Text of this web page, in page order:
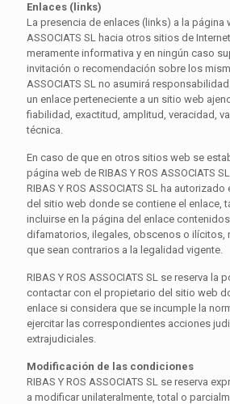
Enlaces (links)
La presencia de enlaces (links) a la página
ASSOCIATS SL hacia otros sitios de
meramente informativa y en ningún caso
invitación o recomendación sobre los
ASSOCIATS SL no asumirá
un enlace perteneciente a un sitio web
fiabilidad, exactitud, amplitud, veracidad,
técnica.
En caso de que en otros sitios web se
página web de RIBAS Y ROS ASSOCIATS
RIBAS Y ROS ASSOCIATS SL ha
del sitio web donde se contiene el enlace,
incluirse en la página del enlace
difamatorios, ilegales, obscenos o ilícitos,
que sean contrarios a la legalidad vigente.
RIBAS Y ROS ASSOCIATS SL se reserva la
contactar con el propietario del sitio web
enlace si considera que se incumple la
ejercitar las correspondientes acciones
extrajudiciales.
Modificación de las condiciones
RIBAS Y ROS ASSOCIATS SL se reserva
a modificar unilateralmente, total o